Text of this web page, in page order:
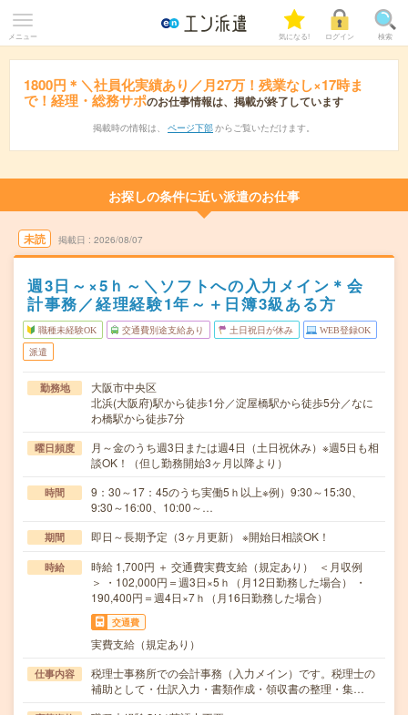
メニュー 気になる! ログイン 検索
1800円＊＼社員化実績あり／月27万！残業なし×17時ま
で！経理・総務サポのお仕事情報は、掲載が終了しています
掲載時の情報は、 ページ下部 からご覧いただけます。
お探しの条件に近い派遣のお仕事
未読 掲載日 2026/08/07
週3日～×5ｈ～＼ソフトへの入力メイン＊会
計事務／経理経験1年～＋日簿3級ある方
職種未経験OK 交通費別途支給あり 土日祝日が休み WEB登録OK
派遣
勤務地
大阪市中央区
北浜(大阪府)駅から徒歩1分／淀屋橋駅から徒歩5分／なに
わ橋駅から徒歩7分
曜日頻度
月～金のうち週3日または週4日（土日祝休み）※週5日も相
談OK！（但し勤務開始3ヶ月以降より）
時間
9：30～17：45のうち実働5ｈ以上※例）9:30～15:30、
9:30～16:00、10:00～…
期間 即日～長期予定（3ヶ月更新） ※開始日相談OK！
時給
時給 1,700円 ＋ 交通費実費支給（規定あり） ＜月収例
＞ ・102,000円＝週3日×5ｈ（月12日勤務した場合） ・
190,400円＝週4日×7ｈ（月16日勤務した場合）
交通費
実費支給（規定あり）
仕事内容
税理士事務所での会計事務（入力メイン）です。税理士の
補助として・仕訳入力・書類作成・領収書の整理・集…